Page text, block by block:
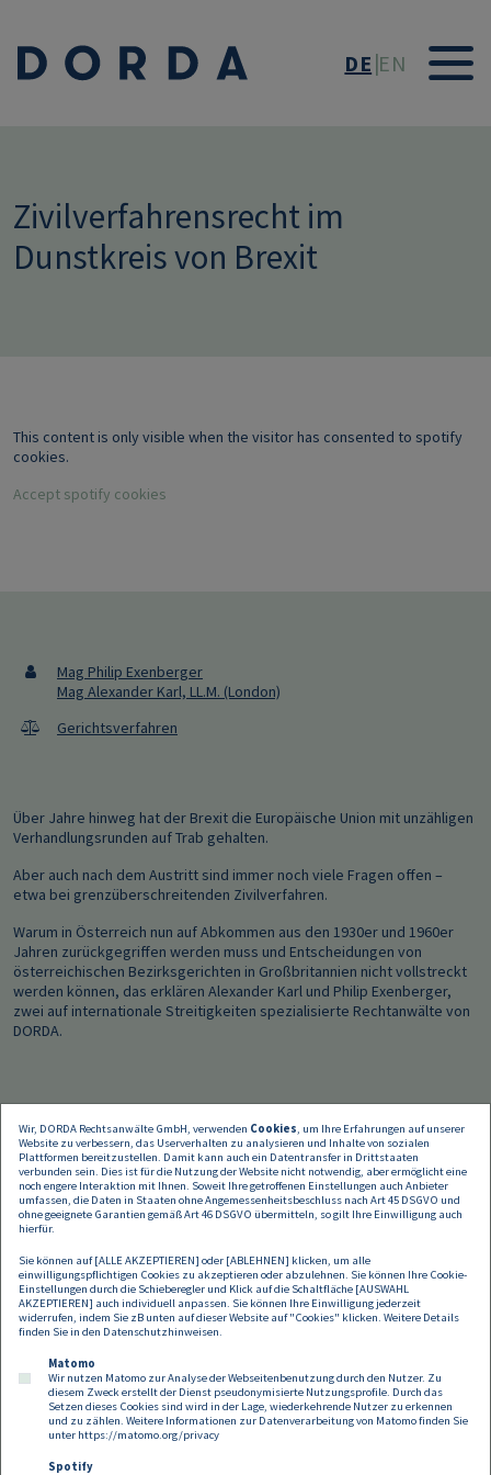
DE EN
Zivilverfahrensrecht im
Dunstkreis von Brexit
This content is only visible when the visitor has consented to spotify
cookies.
Accept spotify cookies
Mag Philip Exenberger
Mag Alexander Karl, LL.M. (London)
Gerichtsverfahren
Über Jahre hinweg hat der Brexit die Europäische Union mit unzähligen
Verhandlungsrunden auf Trab gehalten.
Aber auch nach dem Austritt sind immer noch viele Fragen offen –
etwa bei grenzüberschreitenden Zivilverfahren.
Warum in Österreich nun auf Abkommen aus den 1930er und 1960er
Jahren zurückgegriffen werden muss und Entscheidungen von
österreichischen Bezirksgerichten in Großbritannien nicht vollstreckt
werden können, das erklären Alexander Karl und Philip Exenberger,
zwei auf internationale Streitigkeiten spezialisierte Rechtanwälte von
DORDA.
Wir, DORDA Rechtsanwälte GmbH, verwenden Cookies, um Ihre Erfahrungen auf unserer
Website zu verbessern, das Userverhalten zu analysieren und Inhalte von sozialen
Plattformen bereitzustellen. Damit kann auch ein Datentransfer in Drittstaaten
verbunden sein. Dies ist für die Nutzung der Website nicht notwendig, aber ermöglicht eine
noch engere Interaktion mit Ihnen. Soweit Ihre getroffenen Einstellungen auch Anbieter
umfassen, die Daten in Staaten ohne Angemessenheitsbeschluss nach Art 45 DSGVO und
ohne geeignete Garantien gemäß Art 46 DSGVO übermitteln, so gilt Ihre Einwilligung auch
hierfür.
Sie können auf [ALLE AKZEPTIEREN] oder [ABLEHNEN] klicken, um alle
einwilligungspflichtigen Cookies zu akzeptieren oder abzulehnen. Sie können Ihre Cookie-
Einstellungen durch die Schieberegler und Klick auf die Schaltfläche [AUSWAHL
AKZEPTIEREN] auch individuell anpassen. Sie können Ihre Einwilligung jederzeit
widerrufen, indem Sie zB unten auf dieser Website auf "Cookies" klicken. Weitere Details
finden Sie in den Datenschutzhinweisen.
Matomo
Wir nutzen Matomo zur Analyse der Webseitenbenutzung durch den Nutzer. Zu
diesem Zweck erstellt der Dienst pseudonymisierte Nutzungsprofile. Durch das
Setzen dieses Cookies sind wird in der Lage, wiederkehrende Nutzer zu erkennen
und zu zählen. Weitere Informationen zur Datenverarbeitung von Matomo finden Sie
unter https://matomo.org/privacy
Spotify